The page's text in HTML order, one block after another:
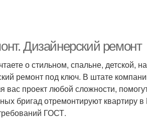
Дизайнерский ремонт
о стильном, спальне, детской,
ремонт под ключ. В штате
вас проект любой сложности,
бригад отремонтируют квартиру в
ГОСТ.